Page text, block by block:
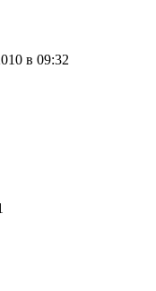
в 09:32